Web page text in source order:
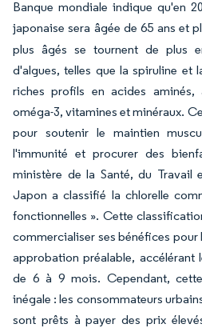
Banque mondiale indique qu'en
japonaise sera âgée de 65 ans et
plus âgés se tournent de plus
d'algues, telles que la spiruline et
riches profils en acides aminés,
oméga-3, vitamines et minéraux.
pour soutenir le maintien
l'immunité et procurer des
ministère de la Santé, du Travail
Japon a classifié la chlorelle
fonctionnelles ». Cette
commercialiser ses bénéfices
approbation préalable, accélérant
de 6 à 9 mois. Cependant,
inégale : les consommateurs
sont prêts à payer des prix